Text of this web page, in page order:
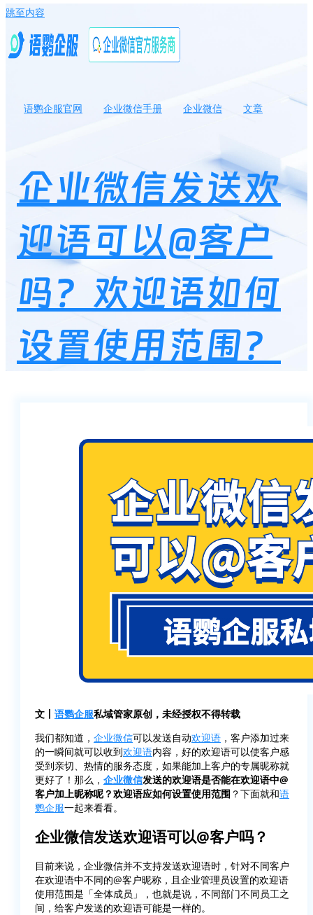
跳至内容
语鹦企服官网 企业微信手册 企业微信
文章
企业微信发送欢
迎语可以@客户
吗？欢迎语如何
设置使用范围？
文丨 语鹦企服私域管家原创，未经授权不得转载
我们都知道， 企业微信可以发送自动欢迎语 ，客户添加过来
的一瞬间就可以收到欢迎语内容，好的欢迎语可以使客户感
受到亲切、热情的服务态度，如果能加上客户的专属昵称就
更好了！那么， 企业微信发送的欢迎语是否能在欢迎语中@
客户加上昵称呢？欢迎语应如何设置使用范围 ？下面就和语
鹦企服一起来看看。
企业微信发送欢迎语可以@客户吗？
目前来说，企业微信并不支持发送欢迎语时，针对不同客户
在欢迎语中不同的@客户昵称，且企业管理员设置的欢迎语
使用范围是「全体成员」，也就是说，不同部门不同员工之
间，给客户发送的欢迎语可能是一样的。